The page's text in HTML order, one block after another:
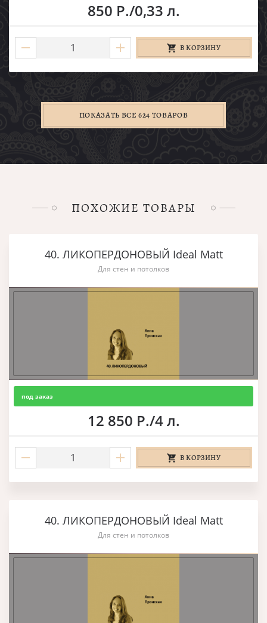
850 Р./0,33 л.
В КОРЗИНУ
ПОКАЗАТЬ ВСЕ 624 ТОВАРОВ
ПОХОЖИЕ ТОВАРЫ
40. ЛИКОПЕРДОНОВЫЙ Ideal Matt
Для стен и потолков
под заказ
12 850 Р./4 л.
В КОРЗИНУ
40. ЛИКОПЕРДОНОВЫЙ Ideal Matt
Для стен и потолков